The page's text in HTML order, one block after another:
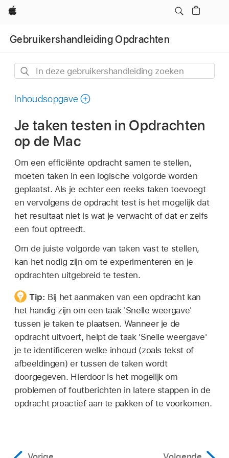
Apple
Gebruikers­handleiding Opdrachten
In
gebruikershandleiding
Inhoudsopgave
Je taken testen in Opdrachten
op de Mac
Om een efficiënte opdracht samen te stellen,
moeten taken in een logische volgorde worden
geplaatst. Als je echter een reeks taken toevoegt
en vervolgens de opdracht test is het mogelijk dat
het resultaat niet is wat je verwacht of dat er zelfs
een fout optreedt.
Om de juiste volgorde van taken vast te stellen,
kan het nodig zijn om te experimenteren en je
opdrachten uitgebreid te testen.
Tip: Bij het aanmaken van een opdracht kan
het handig zijn om een taak 'Snelle weergave'
tussen je taken te plaatsen. Wanneer je de
opdracht uitvoert, helpt de taak 'Snelle weergave'
je te identificeren welke inhoud (zoals tekst of
afbeeldingen) er tussen de taken wordt
doorgegeven. Hierdoor is het mogelijk om
problemen of foutberichten in latere stappen in de
opdracht proactief aan te pakken of te voorkomen.